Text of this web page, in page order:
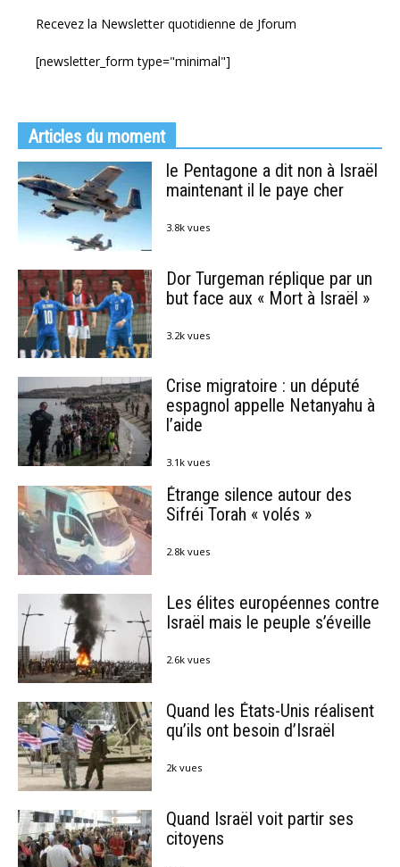
Recevez la Newsletter quotidienne de Jforum
[newsletter_form type="minimal"]
Articles du moment
le Pentagone a dit non à Israël
maintenant il le paye cher
3.8k vues
Dor Turgeman réplique par un
but face aux « Mort à Israël »
3.2k vues
Crise migratoire : un député
espagnol appelle Netanyahu à
l’aide
3.1k vues
Étrange silence autour des
Sifréi Torah « volés »
2.8k vues
Les élites européennes contre
Israël mais le peuple s’éveille
2.6k vues
Quand les États-Unis réalisent
qu’ils ont besoin d’Israël
2k vues
Quand Israël voit partir ses
citoyens